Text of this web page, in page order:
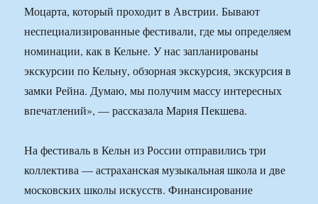
Моцарта, который проходит в Австрии. Бывают
неспециализированные фестивали, где мы определяем
номинации, как в Кельне. У нас запланированы
экскурсии по Кельну, обзорная экскурсия, экскурсия в
замки Рейна. Думаю, мы получим массу интересных
впечатлений», — рассказала Мария Пекшева.
На фестиваль в Кельн из России отправились три
коллектива — астраханская музыкальная школа и две
московских школы искусств. Финансирование